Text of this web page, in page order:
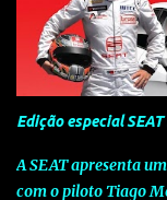
futuro e otimizado
P7+ combina uma
de referência no
respondendo às
compromisso de
elétrica centrada no
pela exclusividade
Edição especial
A SEAT apresenta
com o piloto Tiago